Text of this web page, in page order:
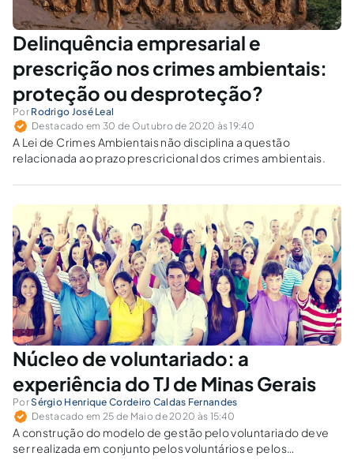
Delinquência empresarial e
prescrição nos crimes ambientais:
proteção ou desproteção?
Por Rodrigo José Leal
Destacado em 30 de Outubro de 2020 às 19:40
A Lei de Crimes Ambientais não disciplina a questão
relacionada ao prazo prescricional dos crimes ambientais.
Núcleo de voluntariado: a
experiência do TJ de Minas Gerais
PorSérgio Henrique Cordeiro Caldas Fernandes
Destacado em 25 de Maio de 2020 às 15:40
A construção do modelo de gestão pelo voluntariado deve
ser realizada em conjunto pelos voluntários e pelos